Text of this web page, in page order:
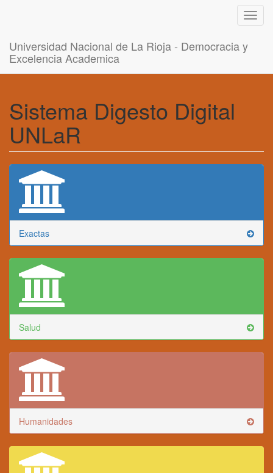
Universidad Nacional de La Rioja - Democracia y
Excelencia Academica
Sistema Digesto Digital
UNLaR
Exactas
Salud
Humanidades